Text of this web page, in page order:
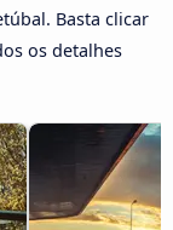
Basta clicar
os detalhes